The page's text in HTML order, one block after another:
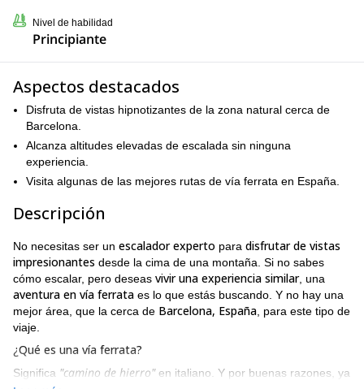
Nivel de habilidad
Principiante
Aspectos destacados
Disfruta de vistas hipnotizantes de la zona natural cerca de
Barcelona.
Alcanza altitudes elevadas de escalada sin ninguna
experiencia.
Visita algunas de las mejores rutas de vía ferrata en España.
Descripción
No necesitas ser un escalador experto para disfrutar de vistas
impresionantes desde la cima de una montaña. Si no sabes
cómo escalar, pero deseas vivir una experiencia similar, una
aventura en vía ferrata es lo que estás buscando. Y no hay una
mejor área, que la cerca de Barcelona, España , para este tipo de
viaje.
¿Qué es una vía ferrata?
Significa "camino de hierro"en italiano. Y por buenas razones, ya